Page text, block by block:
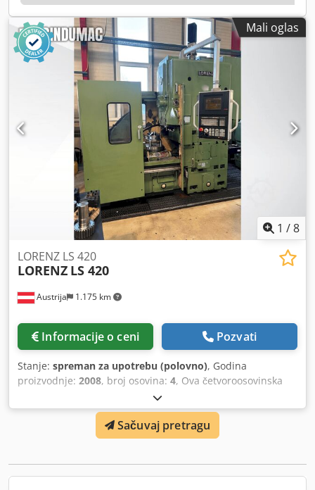
Mali oglas
1 /8
Austrija 1.175 km
LORENZ LS 420
LORENZ LS 420
Informacije o ceni Pozvati
Stanje: spreman za upotrebu (polovno), Godina
proizvodnje: 2008, broj osovina: 4, Ova četvoroosovinska
Lorenz LS 420 proizvedena je 2008. godine. Opremljena je
NUM upravljačkim sistemom koji može obrađivati spoljne i
unutrašnje ozubljenja, pojedinačne tačke i segmentna
ozubljenja. Može obrađivati ozubljenja do B = 25 mm i
Sačuvaj pretragu